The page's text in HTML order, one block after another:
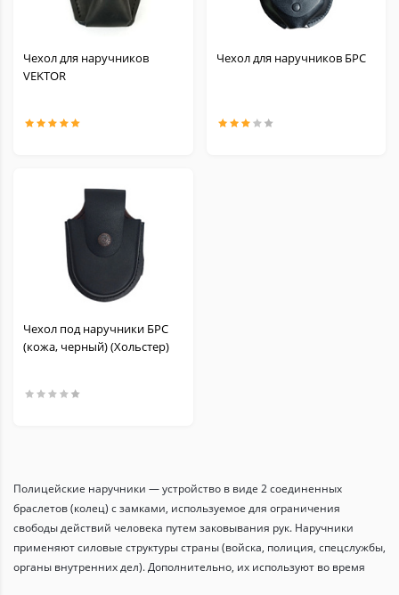
Чехол для наручников
VEKTOR
Чехол для наручников БРС
Чехол под наручники БРС
(кожа, черный) (Хольстер)
Полицейские наручники — устройство в виде 2 соединенных
браслетов (колец) с замками, используемое для ограничения
свободы действий человека путем заковывания рук. Наручники
применяют силовые структуры страны (войска, полиция, спецслужбы,
органы внутренних дел). Дополнительно, их используют во время